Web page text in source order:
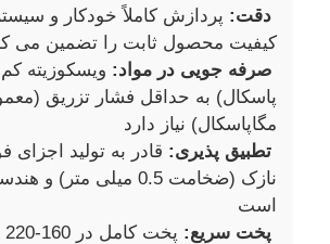
قالب دهی تزریقی لاستیک سیلیکونی
دقت: پردازش کاملاً خودکار و
کیفیت محصول ثابت را تضمین می
صرفه جویی در مواد:
مگاپاسکال) نیاز دارد
تطبیق پذیری: قادر به تولید اجزای
نازک (ضخامت 0.5 میلی
است
پخت سریع: